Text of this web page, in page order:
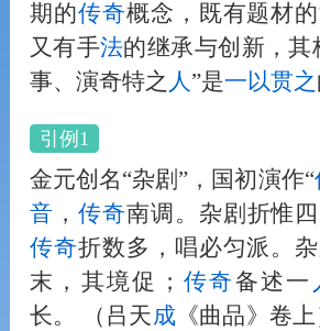
期的传奇概念，既有题材
又有手法的继承与创新，其
事、演奇特之 人 ”是一以贯之
引例1
金元创名“杂剧”，国初演作“
音 ， 传奇南调。杂剧折惟
传奇折数多，唱必匀派。
末，其境促； 传奇备述一
长。
（吕天成 《曲品》卷上